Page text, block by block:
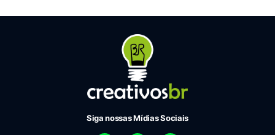
Siga nossas Mídias Sociais